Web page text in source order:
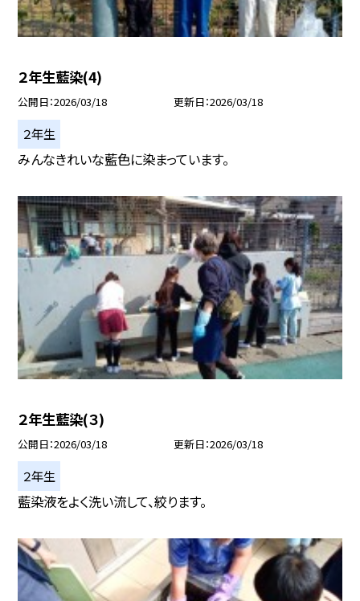
２年生藍染(4)
公開日 2026/03/18 更新日 2026/03/18
２年生
みんなきれいな藍色に染まっています。
２年生藍染(３)
公開日 2026/03/18 更新日 2026/03/18
２年生
藍染液をよく洗い流して、絞ります。